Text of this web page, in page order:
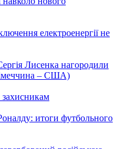
електроенергії не
Лисенка нагородили
– США)
итоги футбольного